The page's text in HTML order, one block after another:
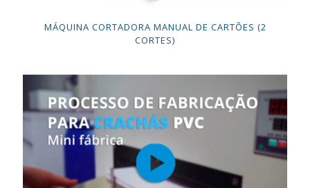
MÁQUINA CORTADORA MANUAL DE CARTÕES (2
CORTES)